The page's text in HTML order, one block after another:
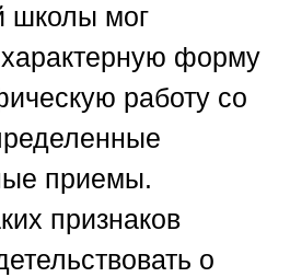
школы мог
характерную форму
работу со
приемы.
признаков
о